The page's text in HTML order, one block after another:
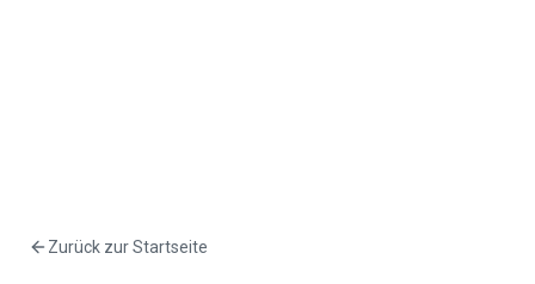
Zurück zur Startseite